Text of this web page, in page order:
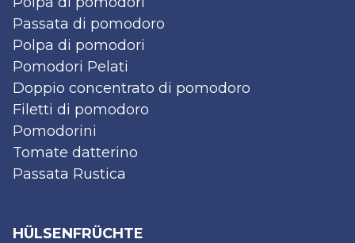
Passata di pomodoro
Polpa di pomodori
Pomodori Pelati
Doppio concentrato di pomodoro
Filetti di pomodoro
Pomodorini
Tomate datterino
Passata Rustica
HÜLSENFRÜCHTE